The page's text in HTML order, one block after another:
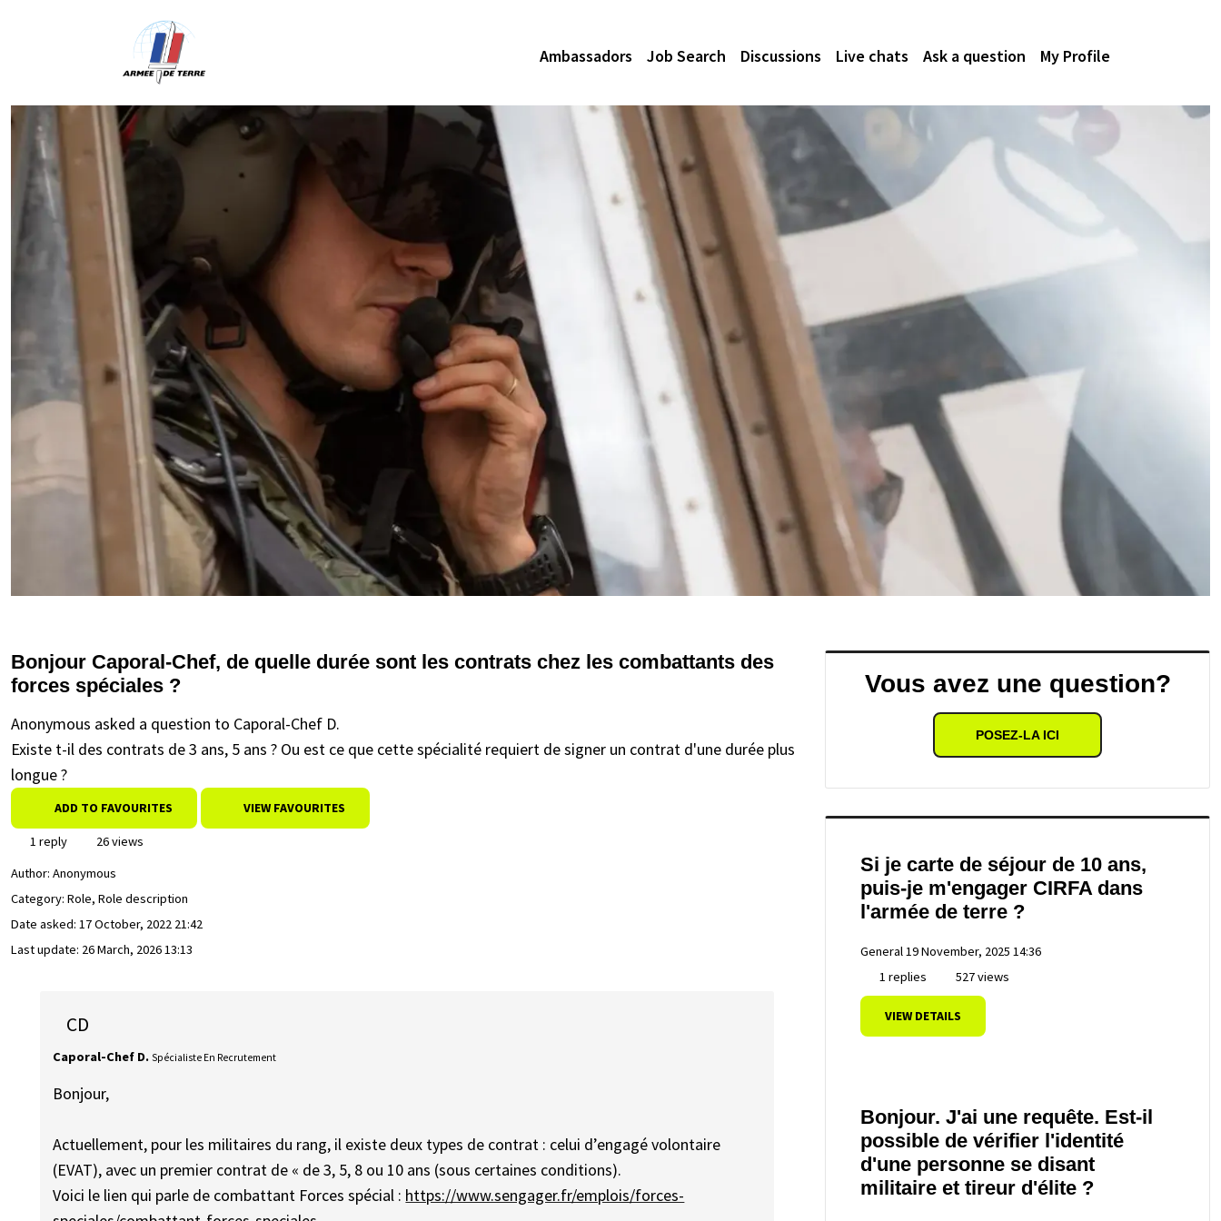
Ambassadors Job Search Discussions Live chats Ask a question My Profile
Bonjour Caporal-Chef, de quelle durée sont les contrats chez les combattants des
forces spéciales ?
Anonymous asked a question to Caporal-Chef D.
Existe t-il des contrats de 3 ans, 5 ans ? Ou est ce que cette spécialité requiert de signer un contrat d'une durée plus
longue ?
ADD TO FAVOURITES VIEW FAVOURITES
1 reply
26 views
Author: Anonymous
Category: Role, Role description
Date asked: 17 October, 2022 21:42
Last update: 26 March, 2026 13:13
CD
Caporal-Chef D. Spécialiste En Recrutement
Bonjour,
Actuellement, pour les militaires du rang, il existe deux types de contrat : celui d’engagé volontaire
(EVAT), avec un premier contrat de « de 3, 5, 8 ou 10 ans (sous certaines conditions).
Voici le lien qui parle de combattant Forces spécial : https://www.sengager.fr/emplois/forces-
Vous avez une question?
POSEZ-LA ICI
Si je carte de séjour de 10 ans,
puis-je m'engager CIRFA dans
l'armée de terre ?
General19 November, 2025 14:36
1 replies
527 views
VIEW DETAILS
Bonjour. J'ai une requête. Est-il
possible de vérifier l'identité
d'une personne se disant
militaire et tireur d'élite ?